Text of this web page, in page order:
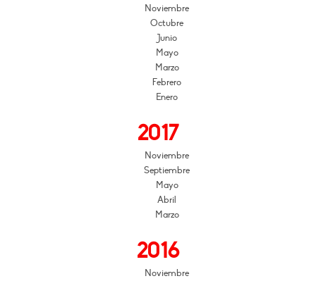
Noviembre
Octubre
Junio
Mayo
Marzo
Febrero
Enero
2017
Noviembre
Septiembre
Mayo
Abril
Marzo
2016
Noviembre